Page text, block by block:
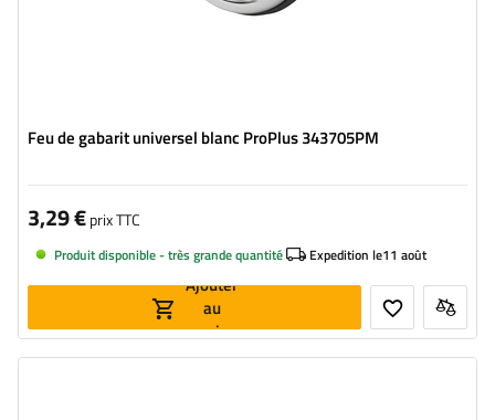
Feu de gabarit universel blanc ProPlus 343705PM
3,29 €prix TTC
Produit disponible - très grande quantité Expedition le11 août
Ajouter
au
panier